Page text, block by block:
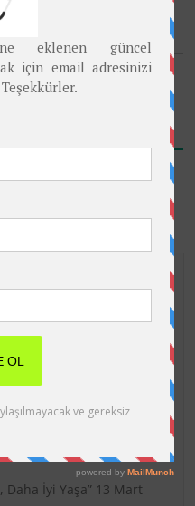
comment
Daha İyi Yaşa” 13 Mart